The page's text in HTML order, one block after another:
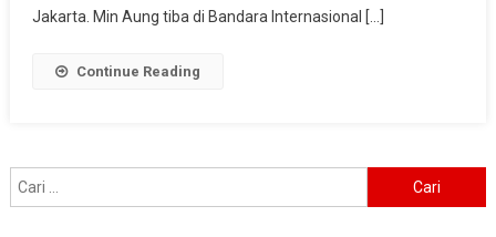
Min
Jakarta. Min Aung tiba di Bandara Internasional […]
Continue Reading
untuk: